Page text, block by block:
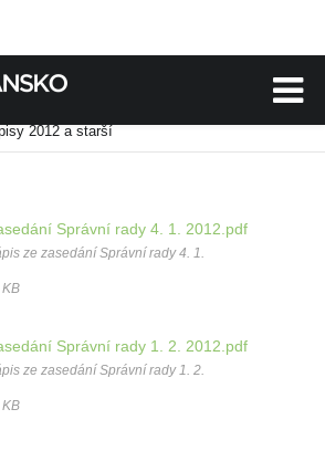
2012 a starší
Správní rady 4. 1. 2012.pdf
ze zasedání Správní rady 4. 1.
Správní rady 1. 2. 2012.pdf
ze zasedání Správní rady 1. 2.